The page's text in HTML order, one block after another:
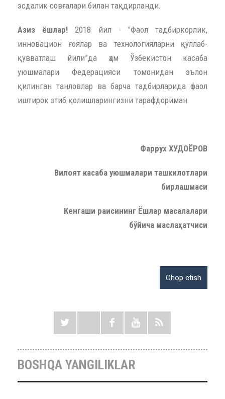
эсдалик совғалари билан тақдирланди.
Азиз ёшлар! 2018 йил - "Фаол тадбиркорлик,
инновацион ғоялар ва технологияларни қўллаб-
қувватлаш йили”да ҳам Ўзбекистон касаба
уюшмалари Федерацияси томонидан эълон
қилинган танловлар ва барча тадбирларида фаол
иштирок этиб қолишларингизни тарафдориман.
Фаррух ХУДОЁРОВ
Вилоят касаба уюшмалари ташкилотлари
бирлашмаси
Кенгаши раисининг Ёшлар масалалари
бўйича маслаҳатчиси
BOSHQA YANGILIKLAR